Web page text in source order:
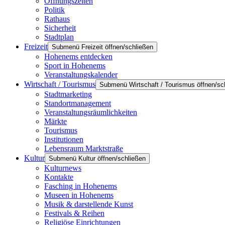
Politik
Rathaus
Sicherheit
Stadtplan
Freizeit Submenü Freizeit öffnen/schließen
Hohenems entdecken
Sport in Hohenems
Veranstaltungskalender
Wirtschaft / Tourismus Submenü Wirtschaft / Tourismus öffnen/
Stadtmarketing
Standortmanagement
Veranstaltungsräumlichkeiten
Märkte
Tourismus
Institutionen
Lebensraum Marktstraße
Kultur Submenü Kultur öffnen/schließen
Kulturnews
Kontakte
Fasching in Hohenems
Museen in Hohenems
Musik & darstellende Kunst
Festivals & Reihen
Religiöse Einrichtungen